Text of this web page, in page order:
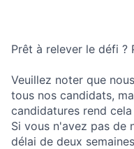
Prêt à relever le défi ?
Veuillez noter que
tous nos candidats,
candidatures rend
Si vous n'avez pas de
délai de deux